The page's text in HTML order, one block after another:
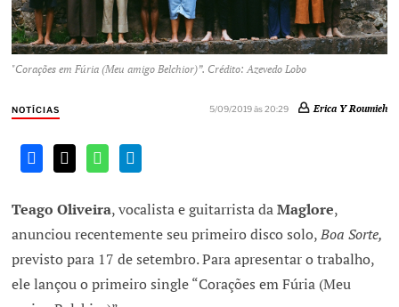
"Corações em Fúria (Meu amigo Belchior)”. Crédito: Azevedo Lobo
NOTÍCIAS 5/09/2019 às 20:29 Erica Y Roumieh
Teago Oliveira, vocalista e guitarrista daMaglore,
anunciou recentemente seu primeiro disco solo,Boa Sorte,
previsto para 17 de setembro. Para apresentar o trabalho,
ele lançou o primeiro single “Corações em Fúria (Meu